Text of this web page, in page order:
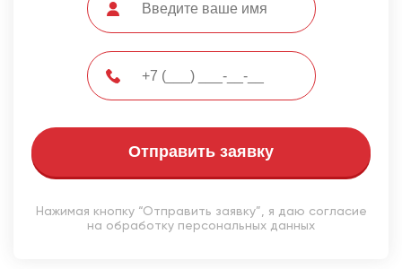
Отправить заявку
Нажимая кнопку “Отправить заявку”, я даю согласие
на обработку персональных данных